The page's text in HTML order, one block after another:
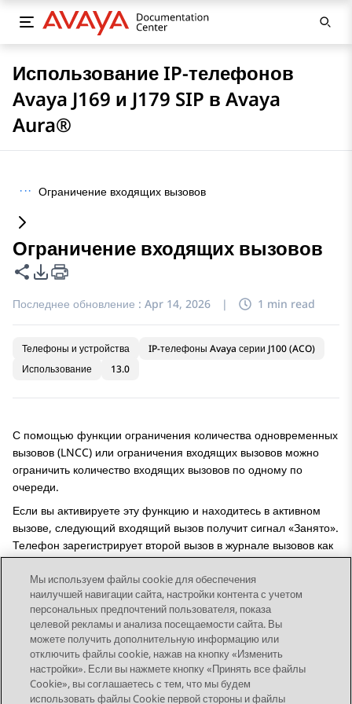
Использование IP-телефонов
Avaya J169 и J179 SIP в Avaya
Aura®
··· Ограничение входящих вызовов
Ограничение входящих вызовов
Поделиться этой страницей
Параметры экспорта PDF
Последнее обновление : Apr 14, 2026 | 1 min read
Телефоны и устройства
IP-телефоны Avaya серии J100 (ACO)
Использование
13.0
С помощью функции ограничения количества одновременных
вызовов (LNCC) или ограничения входящих вызовов можно
ограничить количество входящих вызовов по одному по
очереди.
Если вы активируете эту функцию и находитесь в активном
вызове, следующий входящий вызов получит сигнал «Занято».
Телефон зарегистрирует второй вызов в журнале вызовов как
пропущенный.
Send Feedback
Мы используем файлы cookie для обеспечения
наилучшей навигации сайта, настройки контента с учетом
персональных предпочтений пользователя, показа
целевой рекламы и анализа посещаемости сайта. Вы
можете получить дополнительную информацию или
отключить файлы cookie, нажав на кнопку «Изменить
настройки». Если вы нажмете кнопку «Принять все файлы
Cookie», вы соглашаетесь с тем, что мы будем
использовать файлы Cookie первой стороны и файлы